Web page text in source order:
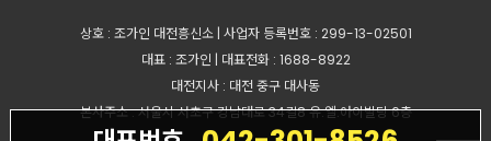
상호 : 조가인 대전흥신소 | 사업자 등록번호 : 299-13-02501
대표 : 조가인 | 대표전화 : 1688-8922
대전지사 : 대전 중구 대사동
본사주소 : 서울시 서초구 강남대로 34길8 유.엘.아이빌딩 6층